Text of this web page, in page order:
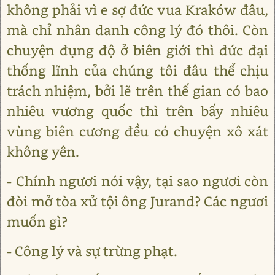
không phải vì e sợ đức vua Kraków đâu,
mà chỉ nhân danh công lý đó thôi. Còn
chuyện đụng độ ở biên giới thì đức đại
thống lĩnh của chúng tôi đâu thể chịu
trách nhiệm, bởi lẽ trên thế gian có bao
nhiêu vương quốc thì trên bấy nhiêu
vùng biên cương đều có chuyện xô xát
không yên.
- Chính ngươi nói vậy, tại sao ngươi còn
đòi mở tòa xử tội ông Jurand? Các ngươi
muốn gì?
- Công lý và sự trừng phạt.